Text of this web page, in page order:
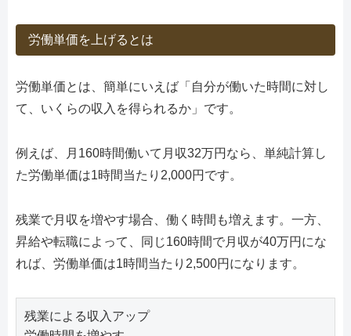
労働単価を上げるとは
労働単価とは、簡単にいえば「自分が働いた時間に対し
て、いくらの収入を得られるか」です。
例えば、月160時間働いて月収32万円なら、単純計算し
た労働単価は1時間当たり2,000円です。
残業で月収を増やす場合、働く時間も増えます。一方、
昇給や転職によって、同じ160時間で月収が40万円にな
れば、労働単価は1時間当たり2,500円になります。
残業による収入アップ